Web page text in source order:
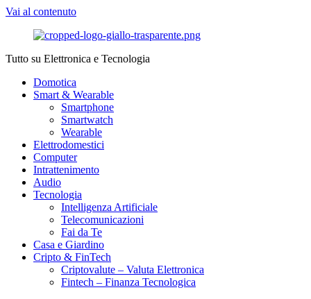
Vai al contenuto
Tutto su Elettronica e Tecnologia
Domotica
Smart & Wearable
Smartphone
Smartwatch
Wearable
Elettrodomestici
Computer
Intrattenimento
Audio
Tecnologia
Intelligenza Artificiale
Telecomunicazioni
Fai da Te
Casa e Giardino
Cripto & FinTech
Criptovalute – Valuta Elettronica
Fintech – Finanza Tecnologica